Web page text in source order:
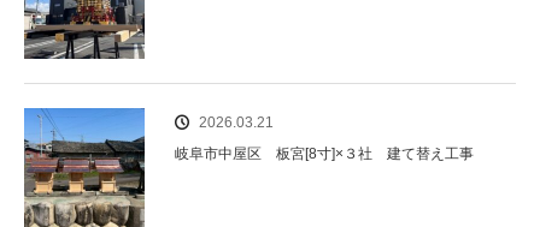
2026.03.21
岐阜市中屋区 板宮[8寸]×３社 建て替え工事